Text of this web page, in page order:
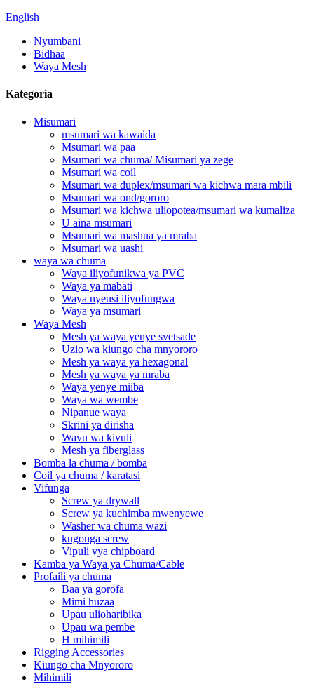
English
Nyumbani
Bidhaa
Waya Mesh
Kategoria
Misumari
msumari wa kawaida
Msumari wa paa
Msumari wa chuma/ Misumari ya zege
Msumari wa coil
Msumari wa duplex/msumari wa kichwa mara mbili
Msumari wa ond/gororo
Msumari wa kichwa uliopotea/msumari wa kumaliza
U aina msumari
Msumari wa mashua ya mraba
Msumari wa uashi
waya wa chuma
Waya iliyofunikwa ya PVC
Waya ya mabati
Waya nyeusi iliyofungwa
Waya ya msumari
Waya Mesh
Mesh ya waya yenye svetsade
Uzio wa kiungo cha mnyororo
Mesh ya waya ya hexagonal
Mesh ya waya ya mraba
Waya yenye miiba
Waya wa wembe
Nipanue waya
Skrini ya dirisha
Wavu wa kivuli
Mesh ya fiberglass
Bomba la chuma / bomba
Coil ya chuma / karatasi
Vifunga
Screw ya drywall
Screw ya kuchimba mwenyewe
Washer wa chuma wazi
kugonga screw
Vipuli vya chipboard
Kamba ya Waya ya Chuma/Cable
Profaili ya chuma
Baa ya gorofa
Mimi huzaa
Upau ulioharibika
Upau wa pembe
H mihimili
Rigging Accessories
Kiungo cha Mnyororo
Mihimili